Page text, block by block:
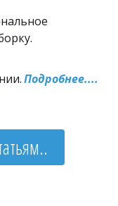
Подробнее....